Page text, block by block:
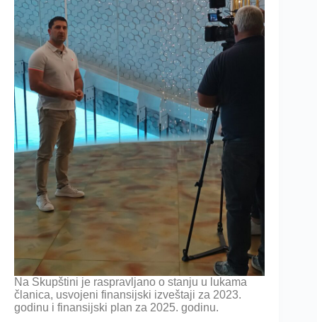
Na Skupštini je raspravljano o stanju u lukama
članica, usvojeni finansijski izveštaji za 2023.
godinu i finansijski plan za 2025. godinu.